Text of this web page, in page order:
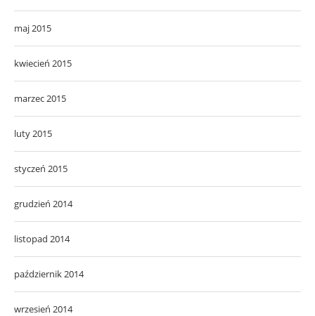
maj 2015
kwiecień 2015
marzec 2015
luty 2015
styczeń 2015
grudzień 2014
listopad 2014
październik 2014
wrzesień 2014